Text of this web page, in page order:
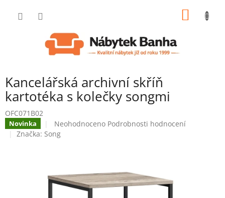
Kancelářská archivní skříň
kartotéka s kolečky songmi
OFC071B02
Novinka
Průměrné
hodnocení
5
hvězdiček.
Neohodnoceno Podrobnosti hodnocení
Značka: Song